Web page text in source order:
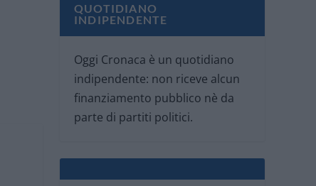
QUOTIDIANO
INDIPENDENTE
Oggi Cronaca è un quotidiano
indipendente: non riceve alcun
finanziamento pubblico nè da
parte di partiti politici.